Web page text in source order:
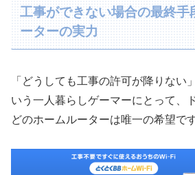
工事ができない場合の最終
ーターの実力
「どうしても工事の許可が降りない
いう一人暮らしゲーマーにとって、
どのホームルーターは唯一の希望です